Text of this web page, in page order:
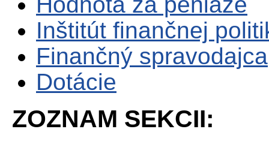
Inštitút finančnej
Finančný spravodajca
Dotácie
ZOZNAM SEKCII: